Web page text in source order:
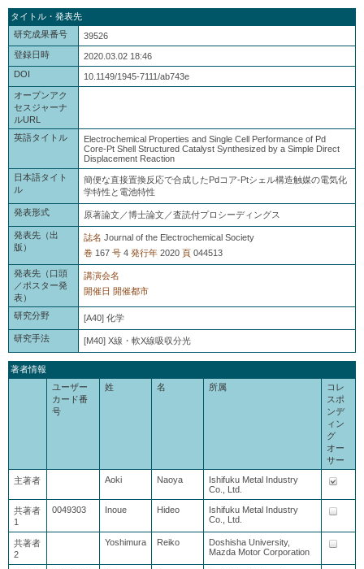
タイトル・発表先
研究成果番号
39526
登録日時
2020.03.02 18:46
DOI
10.1149/1945-7111/ab743e
オープンアク
セスジャーナ
ルURL
英語タイトル
Electrochemical Properties and Single Cell Performance of Pd
Core-Pt Shell Structured Catalyst Synthesized by a Simple Direct
Displacement Reaction
日本語タイト
ル
簡便な直接置換反応で合成したPdコア-Ptシェル構造触媒の電気化
学特性と電池特性
発表形式 原著論文／博士論文／査読付プロシーディングス
発表先（出
版）
誌名 Journal of the Electrochemical Society
巻 167 号 4 発行年 2020 頁 044513
発表先（口頭
／ポスター発
表）
講演会名
開催日 開催都市
研究分野 [A40] 化学
研究手法 [M40] X線・軟X線吸収分光
著者情報
ユーザー
カード番
号
姓 名 所属
コレ
スポ
ンデ
ィン
グ
オー
サー
主著者 Aoki Naoya
Ishifuku Metal Industry
Co., Ltd.
共著者
1
0049303 Inoue Hideo
Ishifuku Metal Industry
Co., Ltd.
共著者
2
Yoshimura Reiko
Doshisha University,
Mazda Motor Corporation